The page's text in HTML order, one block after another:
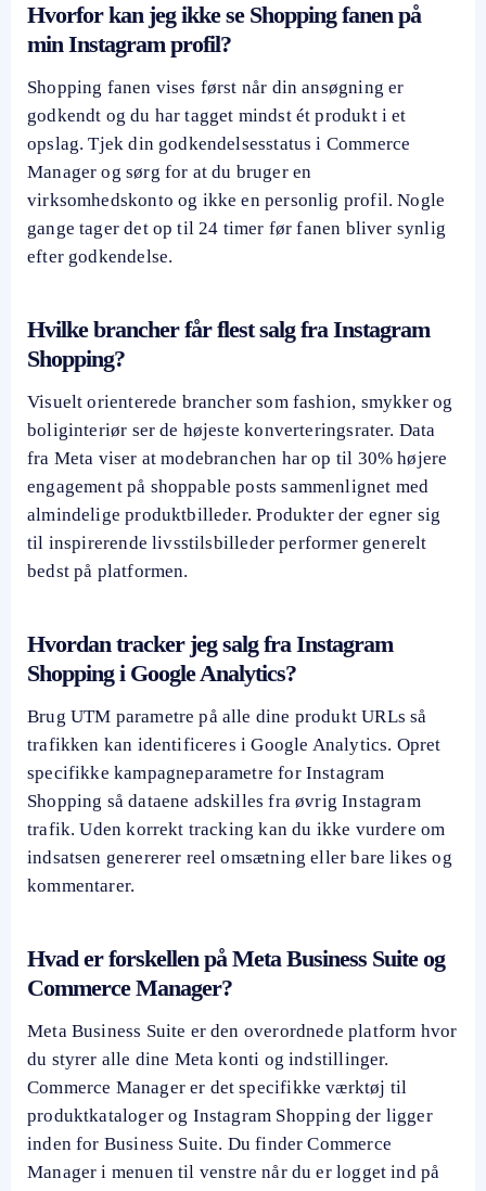
Hvorfor kan jeg ikke se Shopping fanen på
min Instagram profil?
Shopping fanen vises først når din ansøgning er
godkendt og du har tagget mindst ét produkt i et
opslag. Tjek din godkendelsesstatus i Commerce
Manager og sørg for at du bruger en
virksomhedskonto og ikke en personlig profil. Nogle
gange tager det op til 24 timer før fanen bliver synlig
efter godkendelse.
Hvilke brancher får flest salg fra Instagram
Shopping?
Visuelt orienterede brancher som fashion, smykker og
boliginteriør ser de højeste konverteringsrater. Data
fra Meta viser at modebranchen har op til 30% højere
engagement på shoppable posts sammenlignet med
almindelige produktbilleder. Produkter der egner sig
til inspirerende livsstilsbilleder performer generelt
bedst på platformen.
Hvordan tracker jeg salg fra Instagram
Shopping i Google Analytics?
Brug UTM parametre på alle dine produkt URLs så
trafikken kan identificeres i Google Analytics. Opret
specifikke kampagneparametre for Instagram
Shopping så dataene adskilles fra øvrig Instagram
trafik. Uden korrekt tracking kan du ikke vurdere om
indsatsen genererer reel omsætning eller bare likes og
kommentarer.
Hvad er forskellen på Meta Business Suite og
Commerce Manager?
Meta Business Suite er den overordnede platform hvor
du styrer alle dine Meta konti og indstillinger.
Commerce Manager er det specifikke værktøj til
produktkataloger og Instagram Shopping der ligger
inden for Business Suite. Du finder Commerce
Manager i menuen til venstre når du er logget ind på